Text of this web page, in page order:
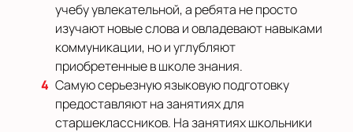
учебу увлекательной, а ребята не просто
изучают новые слова и овладевают навыками
коммуникации, но и углубляют
приобретенные в школе знания.
Самую серьезную языковую подготовку
предоставляют на занятиях для
старшеклассников. На занятиях школьники